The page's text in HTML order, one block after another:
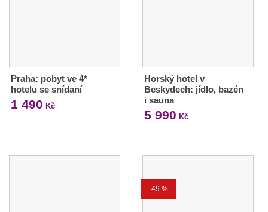
Praha: pobyt ve 4*
hotelu se snídaní
1 490 Kč
Horský hotel v
Beskydech: jídlo, bazén
i sauna
5 990 Kč
-49 %